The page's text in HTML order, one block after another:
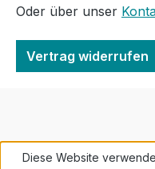
Oder über unser
Vertrag widerrufen
Diese Website